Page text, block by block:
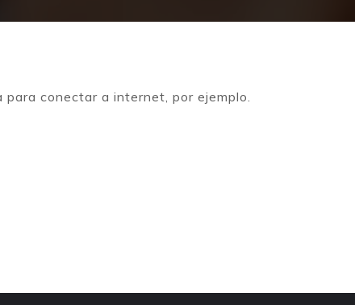
conectar a internet, por ejemplo.